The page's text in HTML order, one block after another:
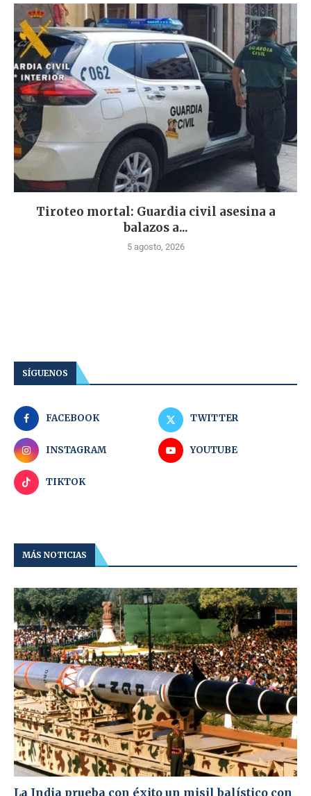
Tiroteo mortal: Guardia civil asesina a
balazos a...
5 agosto, 2026
SÍGUENOS
FACEBOOK TWITTER
INSTAGRAM YOUTUBE
TIKTOK
MÁS NOTICIAS
La India prueba con éxito un misil balístico con